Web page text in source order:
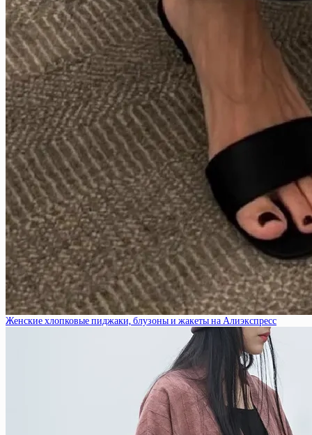
Женские хлопковые пиджаки, блузоны и жакеты на Алиэкспресс